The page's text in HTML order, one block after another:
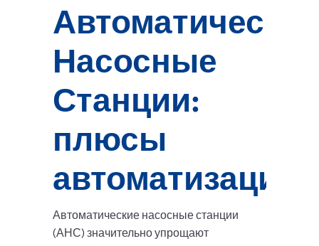
Автоматические
Насосные
Станции:
плюсы
автоматизации?
Автоматические насосные станции
(АНС) значительно упрощают